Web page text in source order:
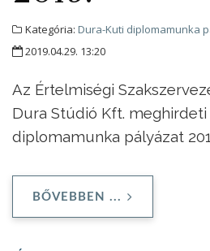
Kategória: Dura-Kuti diplomamunka
2019.04.29. 13:20
Az Értelmiségi
Dura Stúdió Kft. meghirdeti
diplomamunka pályázat
BŐVEBBEN ...